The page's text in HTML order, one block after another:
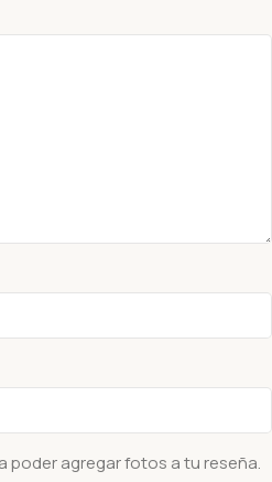
poder agregar fotos a tu reseña.